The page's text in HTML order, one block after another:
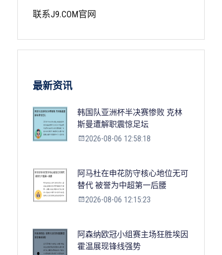
联系J9.COM官网
最新资讯
韩国队亚洲杯半决赛惨败 克林
斯曼遭解职震惊足坛
2026-08-06 12:58:18
阿马杜在申花防守核心地位无可
替代 被誉为中超第一后腰
2026-08-06 12:15:23
阿森纳欧冠小组赛主场狂胜埃因
霍温展现锋线强势